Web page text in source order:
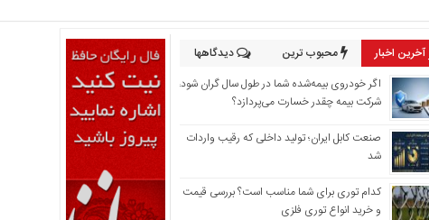
آخرین اخبار محبوب ترین
دیدگاهها
اگر خودروی بیمه‌شده شما در طول سال گران شود،
شرکت بیمه چقدر خسارت می‌پردازد؟
صنعت کابل ایران؛ تولید داخلی که رقیب واردات
شد
کدام توری برای شما مناسب است؟ بررسی قیمت
و خرید انواع توری فلزی